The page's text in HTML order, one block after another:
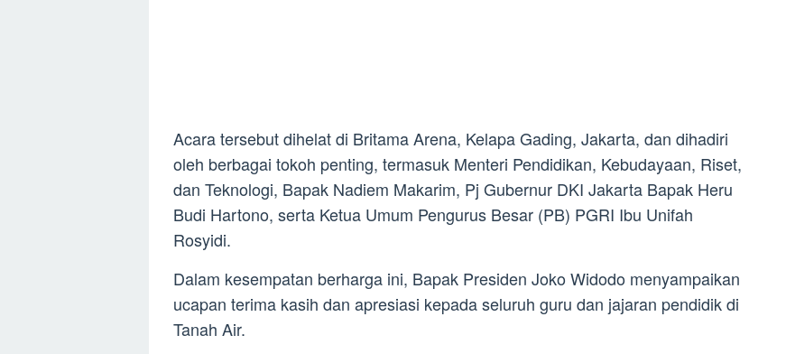
Acara tersebut dihelat di Britama Arena, Kelapa Gading, Jakarta, dan dihadiri
oleh berbagai tokoh penting, termasuk Menteri Pendidikan, Kebudayaan, Riset,
dan Teknologi, Bapak Nadiem Makarim, Pj Gubernur DKI Jakarta Bapak Heru
Budi Hartono, serta Ketua Umum Pengurus Besar (PB) PGRI Ibu Unifah
Rosyidi.
Dalam kesempatan berharga ini, Bapak Presiden Joko Widodo menyampaikan
ucapan terima kasih dan apresiasi kepada seluruh guru dan jajaran pendidik di
Tanah Air.